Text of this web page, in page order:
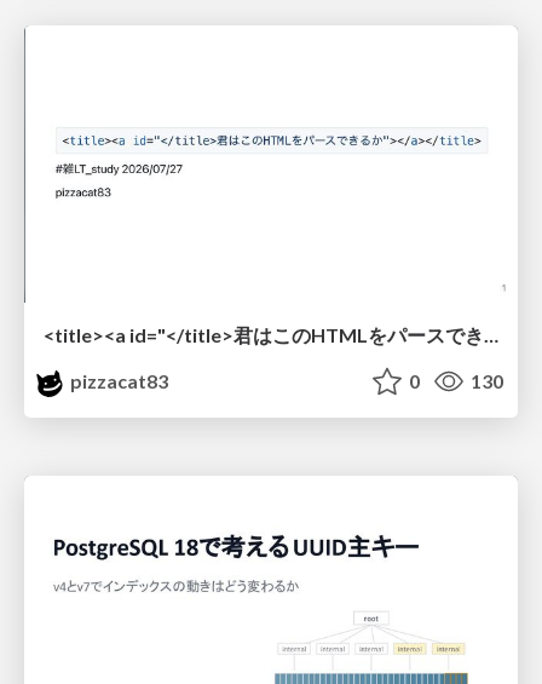
<title><a id="</title>君はこのHTMLをパースできるか"></a></title> #雑LT_study
pizzacat83
0 130